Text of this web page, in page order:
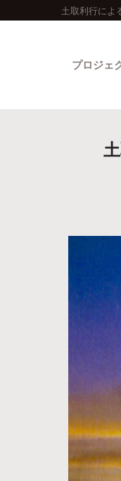
土取利行によ
プロジェ